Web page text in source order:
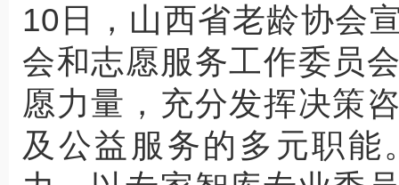
10日，山西省老龄协会
会和志愿服务工作委员
愿力量，充分发挥决策
及公益服务的多元职